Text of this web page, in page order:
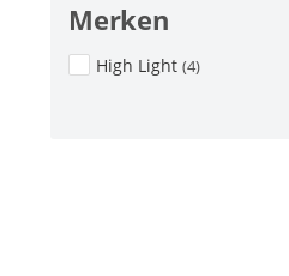
Merken
High Light (4)